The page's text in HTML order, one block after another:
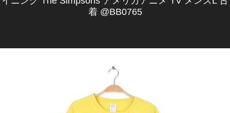
着 @BB0765